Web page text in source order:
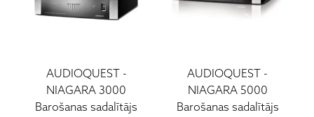
AUDIOQUEST-
NIAGARA 3000
Barošanas sadalītājs
AUDIOQUEST -
NIAGARA 5000
Barošanas sadalītājs